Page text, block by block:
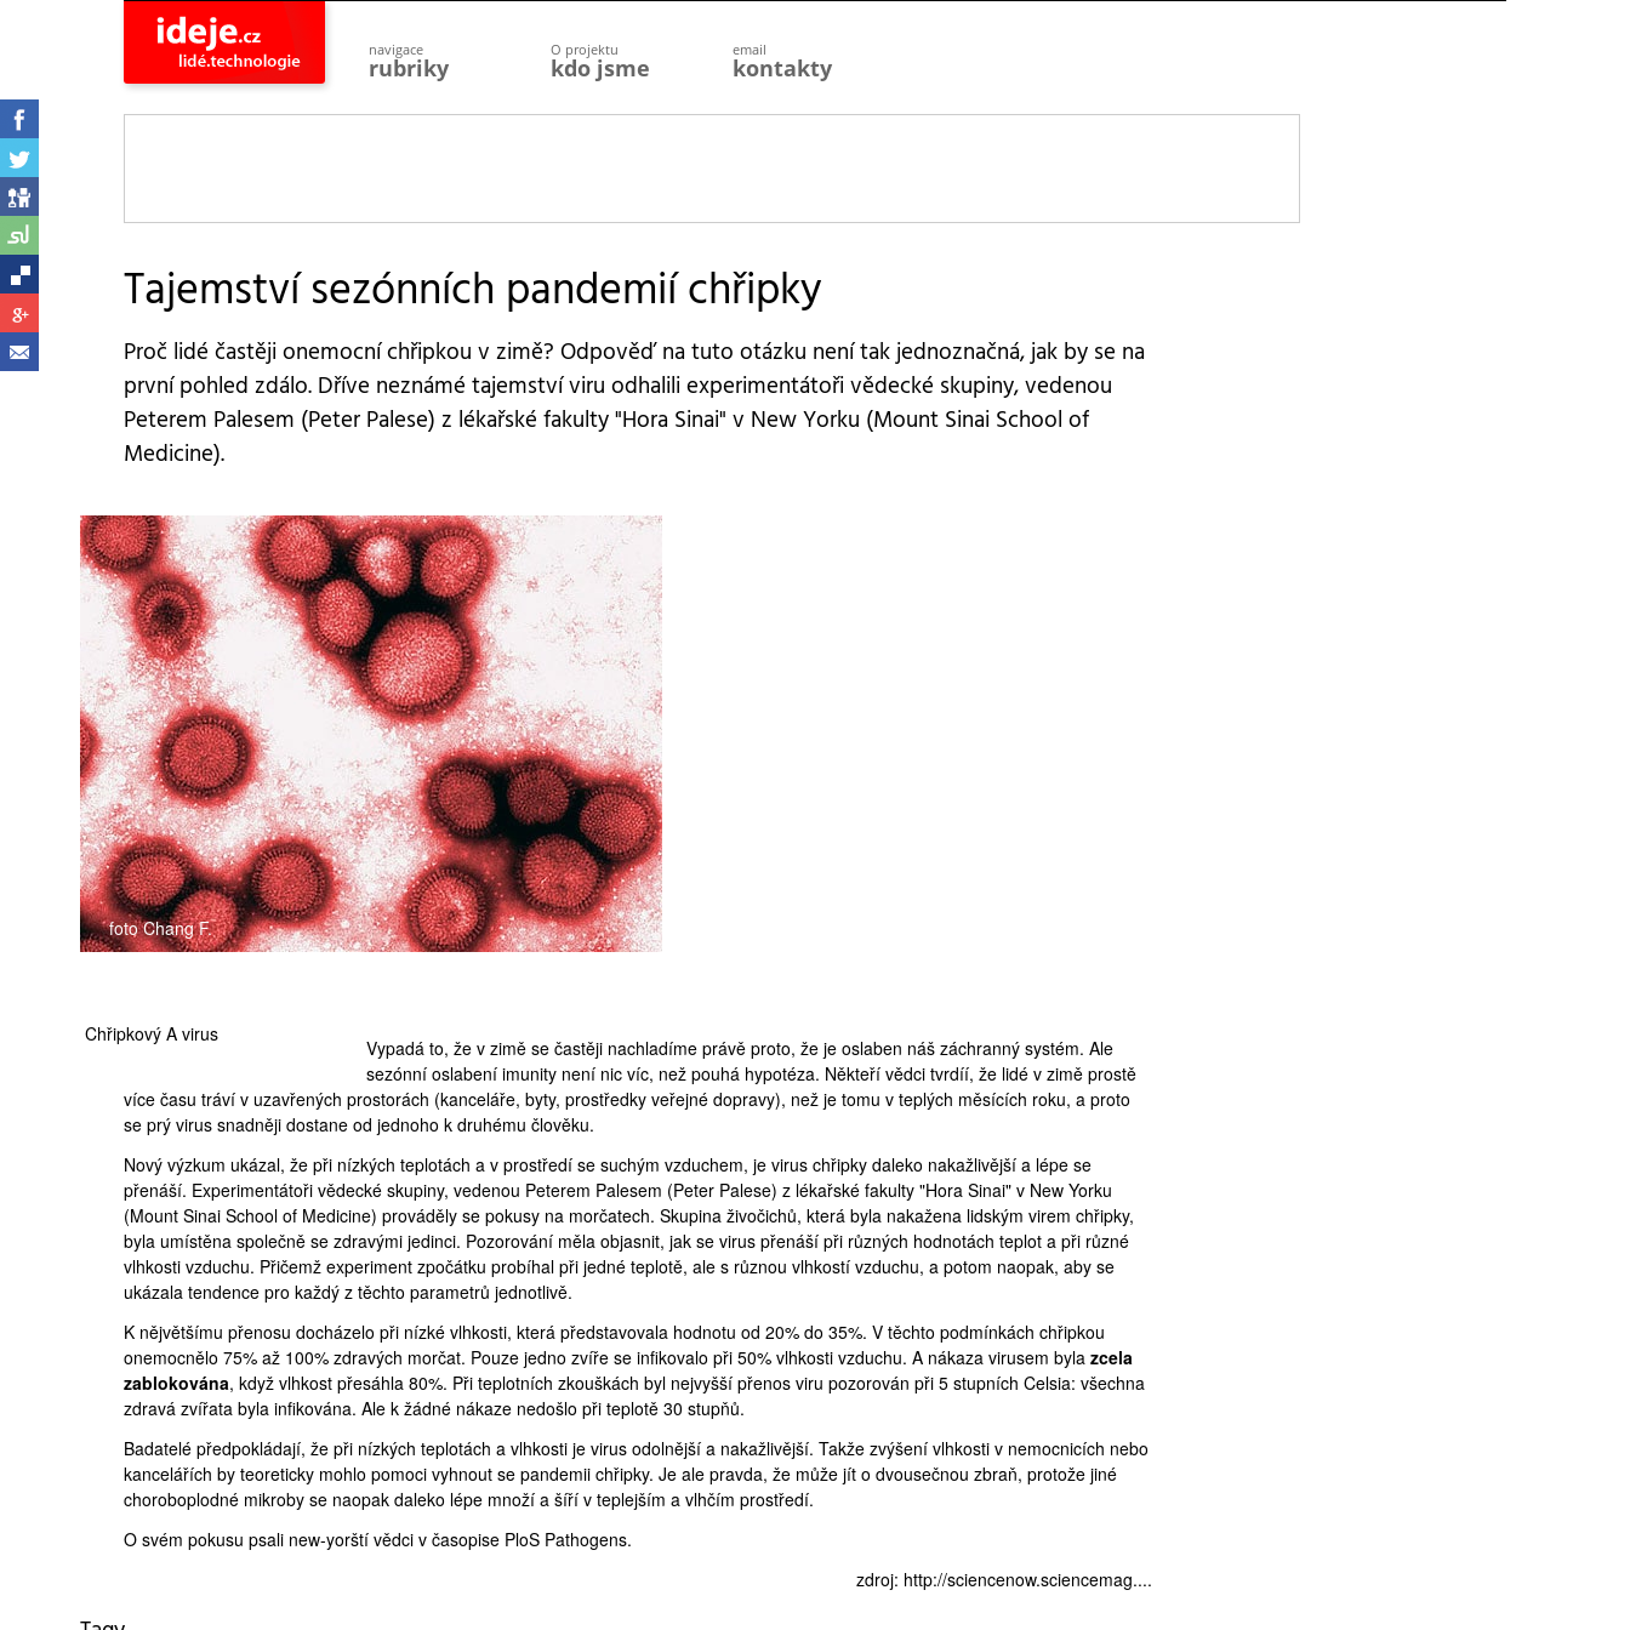
navigace
rubriky
objevy
vynálezy
planeta
přiroda
pokrok
technologie
zdraví
medicína
O projektu
kdo jsme
email
kontakty
Tajemství sezónních pandemií chřipky
Proč lidé častěji onemocní chřipkou v zimě? Odpověď na tuto otázku není tak jednoznačná, jak by se na
první pohled zdálo. Dříve neznámé tajemství viru odhalili experimentátoři vědecké skupiny, vedenou
Peterem Palesem (Peter Palese) z lékařské fakulty "Hora Sinai" v New Yorku (Mount Sinai School of
Medicine).
foto Chang F.
Chřipkový A virus
Vypadá to, že v zimě se častěji nachladíme právě proto, že je oslaben náš záchranný systém. Ale
sezónní oslabení imunity není nic víc, než pouhá hypotéza. Někteří vědci tvrdíí, že lidé v zimě prostě
více času tráví v uzavřených prostorách (kanceláře, byty, prostředky veřejné dopravy), než je tomu v teplých měsících roku, a proto
se prý virus snadněji dostane od jednoho k druhému člověku.
Nový výzkum ukázal, že při nízkých teplotách a v prostředí se suchým vzduchem, je virus chřipky daleko nakažlivější a lépe se
přenáší. Experimentátoři vědecké skupiny, vedenou Peterem Palesem (Peter Palese) z lékařské fakulty "Hora Sinai" v New Yorku
(Mount Sinai School of Medicine) prováděly se pokusy na morčatech. Skupina živočichů, která byla nakažena lidským virem chřipky,
byla umístěna společně se zdravými jedinci. Pozorování měla objasnit, jak se virus přenáší při různých hodnotách teplot a při různé
vlhkosti vzduchu. Přičemž experiment zpočátku probíhal při jedné teplotě, ale s různou vlhkostí vzduchu, a potom naopak, aby se
ukázala tendence pro každý z těchto parametrů jednotlivě.
K nějvětšímu přenosu docházelo při nízké vlhkosti, která představovala hodnotu od 20% do 35%. V těchto podmínkách chřipkou
onemocnělo 75% až 100% zdravých morčat. Pouze jedno zvíře se infikovalo při 50% vlhkosti vzduchu. A nákaza virusem byla zcela
zablokována, když vlhkost přesáhla 80%. Při teplotních zkouškách byl nejvyšší přenos viru pozorován při 5 stupních Celsia: všechna
zdravá zvířata byla infikována. Ale k žádné nákaze nedošlo při teplotě 30 stupňů.
Badatelé předpokládají, že při nízkých teplotách a vlhkosti je virus odolnější a nakažlivější. Takže zvýšení vlhkosti v nemocnicích nebo
kancelářích by teoreticky mohlo pomoci vyhnout se pandemii chřipky. Je ale pravda, že může jít o dvousečnou zbraň, protože jiné
choroboplodné mikroby se naopak daleko lépe množí a šíří v teplejším a vlhčím prostředí.
O svém pokusu psali new-yorští vědci v časopise PloS Pathogens.
zdroj: http://sciencenow.sciencemag....